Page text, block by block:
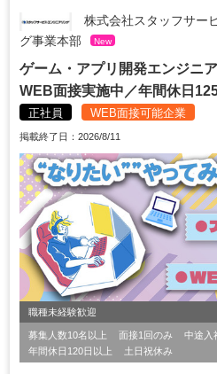
株式会社スタッフサ
グ事業本部
New
ゲーム・アプリ開発エンジニ
WEB面接実施中／年間休日
正社員 WEB面接可能企業
掲載終了日：2026/8/11
職種未経験歓迎
募集人数10名以上 面接1回のみ
中途入
年間休日120日以上
土日祝休み